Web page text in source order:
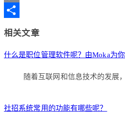
Copy
相关文章
什么是职位管理软件呢？由Moka为你
随着互联网和信息技术的发展
社招系统常用的功能有哪些呢？